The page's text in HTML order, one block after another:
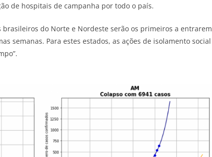
de hospitais de campanha por todo o país.
brasileiros do Norte e Nordeste serão os primeiros a entrarem
semanas. Para estes estados, as ações de isolamento social